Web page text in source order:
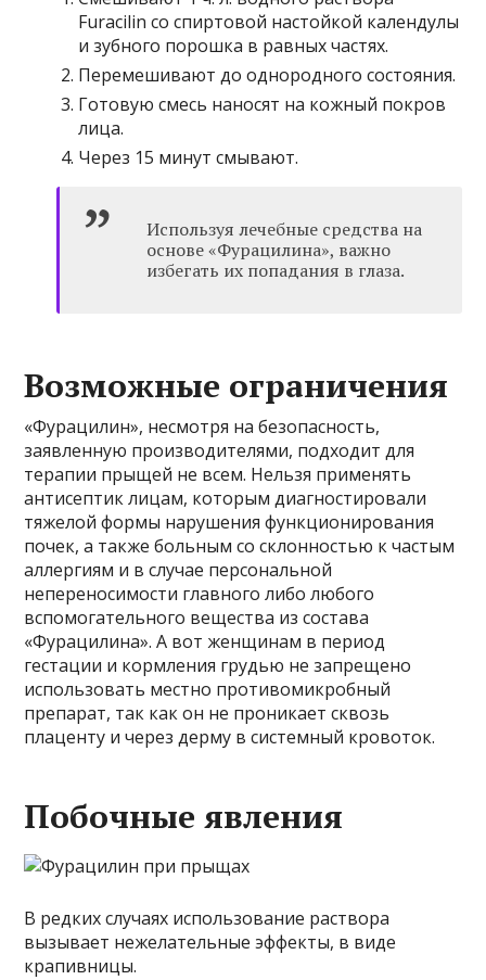
Furacilin со спиртовой настойкой календулы
и зубного порошка в равных частях.
Перемешивают до однородного состояния.
Готовую смесь наносят на кожный покров
лица.
Через 15 минут смывают.
Используя лечебные средства на
основе «Фурацилина», важно
избегать их попадания в глаза.
Возможные ограничения
«Фурацилин», несмотря на безопасность,
заявленную производителями, подходит для
терапии прыщей не всем. Нельзя применять
антисептик лицам, которым диагностировали
тяжелой формы нарушения функционирования
почек, а также больным со склонностью к частым
аллергиям и в случае персональной
непереносимости главного либо любого
вспомогательного вещества из состава
«Фурацилина». А вот женщинам в период
гестации и кормления грудью не запрещено
использовать местно противомикробный
препарат, так как он не проникает сквозь
плаценту и через дерму в системный кровоток.
Побочные явления
В редких случаях использование раствора
вызывает нежелательные эффекты, в виде
крапивницы.